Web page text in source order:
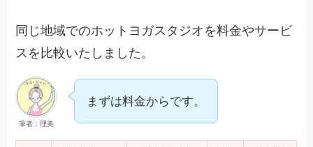
同じ地域でのホットヨガスタジオを料金やサービ
スを比較いたしました。
筆者：理美
まずは料金からです。